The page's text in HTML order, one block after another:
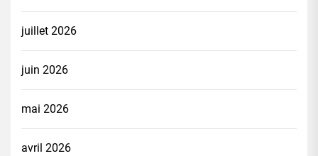
juillet 2026
juin 2026
mai 2026
avril 2026